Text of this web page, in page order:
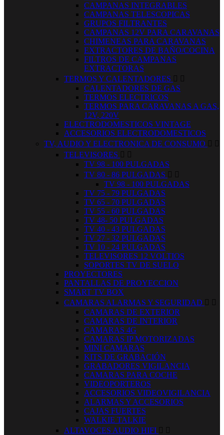
CAMPANAS INTEGRABLES
CAMPANAS TELESCOPICAS
GRUPOS FILTRANTES
CAMPANAS 12V PARA CARAVANAS
CHIMENEAS PARA CARAVANAS
EXTRACTORES DE BAÑO/COCINA
FILTROS DE CAMPANAS
EXTRACTORAS
TERMOS Y CALENTADORES  
CALENTADORES DE GAS
TERMOS ELECTRICOS
TERMOS PARA CARAVANAS A GAS,
12V, 220V
ELECTRODOMESTICOS VINTAGE
ACCESORIOS ELECTRODOMESTICOS
TV, AUDIO Y ELECTRONICA DE CONSUMO  
TELEVISORES  
TV 98 - 100 PULGADAS
TV 80 - 86 PULGADAS  
TV 98 - 100 PULGADAS
TV 75 - 79 PULGADAS
TV 65 - 70 PULGADAS
TV 55 - 60 PULGADAS
TV 48- 50 PULGADAS
TV 40 - 43 PULGADAS
TV 27 - 32 PULGADAS
TV 10 - 24 PULGADAS
TELEVISORES 12 VOLTIOS
SOPORTES TV DE SUELO
PROYECTORES
PANTALLAS DE PROYECCION
SMART TV BOX
CAMARAS ALARMAS Y SEGURIDAD  
CAMARAS DE EXTERIOR
CAMARAS DE INTERIOR
CAMARAS 4G
CAMARAS IP MOTORIZADAS
MINI CAMARAS
KITS DE GRABACIÓN
GRABADORES VIGILANCIA
CAMARAS PARA COCHE
VIDEOPORTEROS
ACCESORIOS VIDEOVIGILANCIA
ALARMAS Y ACCESORIOS
CAJAS FUERTES
WALKIE TALKIE
ALTAVOCES AUDIO HIFI  